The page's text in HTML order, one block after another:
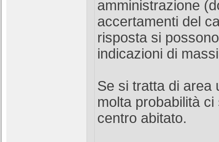
amministrazione
accertamenti del
risposta si
indicazioni di
Se si tratta di area
molta probabilità
centro abitato.